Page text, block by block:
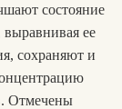
состояние
ее
сохраняют и
Отмечены